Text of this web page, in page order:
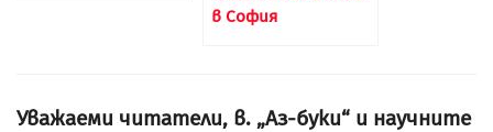
в София
Уважаеми читатели, в. „Аз-буки“ и научните